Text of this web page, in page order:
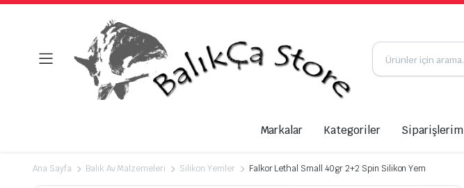
Markalar Kategoriler Siparişlerim
Ana Sayfa Balık Av Malzemeleri Silikon Yemler Falkor Lethal Small 40gr 2+2 Spin Silikon Yem